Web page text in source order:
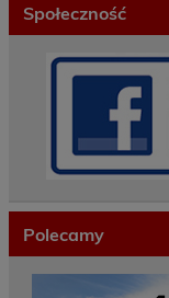
Społeczność
Polecamy